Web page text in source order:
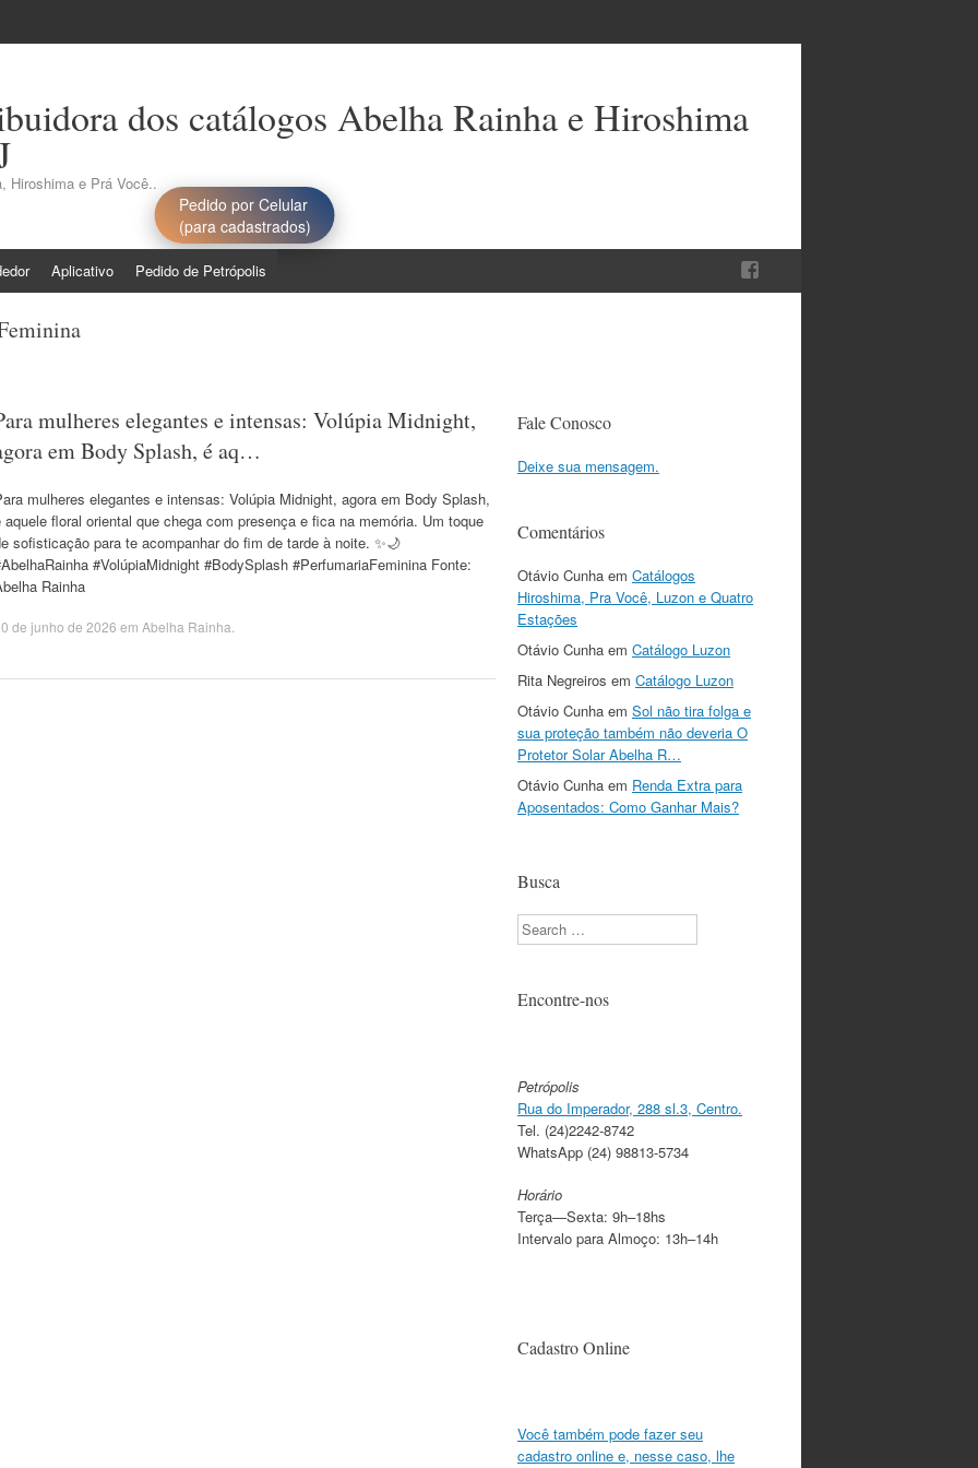
Pedido por Celular
(para cadastrados)
dos catálogos Abelha Rainha e Hiroshima
Hiroshima e Prá Você..
Aplicativo Pedido de Petrópolis
mulheres elegantes e intensas: Volúpia Midnight,
em Body Splash, é aq…
mulheres elegantes e intensas: Volúpia Midnight, agora em Body Splash,
aquele floral oriental que chega com presença e fica na memória. Um toque
sofisticação para te acompanhar do fim de tarde à noite. ✨🌙
#VolúpiaMidnight #BodySplash #PerfumariaFeminina Fonte:
Rainha
de junho de 2026 em Abelha Rainha
Fale Conosco
Deixe sua mensagem.
Comentários
Otávio Cunha em Catálogos
Hiroshima, Pra Você, Luzon e Quatro
Estações
Otávio Cunha em Catálogo Luzon
Rita Negreiros em Catálogo Luzon
Otávio Cunha em Sol não tira folga e
sua proteção também não deveria O
Protetor Solar Abelha R…
Otávio Cunha em Renda Extra para
Aposentados: Como Ganhar Mais?
Busca
Search
Encontre-nos
Petrópolis
Rua do Imperador, 288 sl.3, Centro.
Tel. (24)2242-8742
WhatsApp (24) 98813-5734
Horário
Terça—Sexta: 9h–18hs
Intervalo para Almoço: 13h–14h
Cadastro Online
Você também pode fazer seu
cadastro online e, nesse caso, lhe